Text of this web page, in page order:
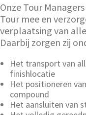
Onze Tour
Tour mee en
verplaatsing van
Daarbij zorgen zij
Het transport van
finishlocatie
Het positioneren
compound
Het aansluiten van